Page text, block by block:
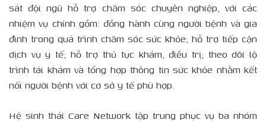
sát đội ngũ hỗ trợ chăm sóc chuyên nghiệp, với các
nhiệm vụ chính gồm: đồng hành cùng người bệnh và gia
đình trong quá trình chăm sóc sức khỏe; hỗ trợ tiếp cận
dịch vụ y tế; hỗ trợ thủ tục khám, điều trị; theo dõi lộ
trình tái khám và tổng hợp thông tin sức khỏe nhằm kết
nối người bệnh với cơ sở y tế phù hợp.
Hệ sinh thái Care Network tập trung phục vụ ba nhóm